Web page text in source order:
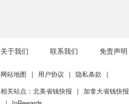
关于我们 联系我们 免责声明
网站地图 | 用户协议 | 隐私条款
|
相关站点： 北美省钱快报 | 加拿大省钱快报